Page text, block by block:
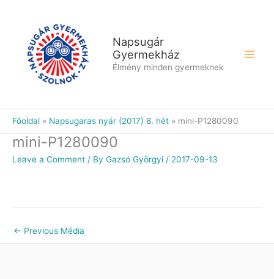
Napsugár
Gyermekház
Élmény minden gyermeknek
Főoldal Napsugaras nyár (2017) 8. hét mini-P1280090
mini-P1280090
Leave a Comment / By Gazsó Györgyi / 2017-09-13
← Previous Média